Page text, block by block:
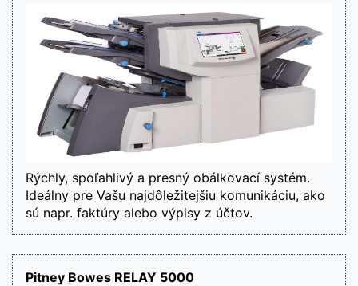
Rýchly, spoľahlivý a presný obálkovací systém.
Ideálny pre Vašu najdôležitejšiu komunikáciu, ako
sú napr. faktúry alebo výpisy z účtov.
Pitney Bowes RELAY 5000